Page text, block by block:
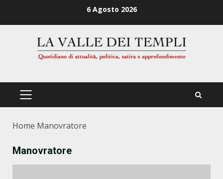
6 Agosto 2026
PRIMÄRES
Home Manovratore
Manovratore